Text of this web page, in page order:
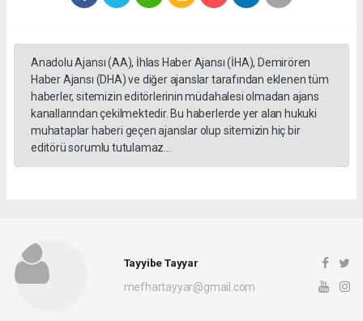
Anadolu Ajansı (AA), İhlas Haber Ajansı (İHA), Demirören
Haber Ajansı (DHA) ve diğer ajanslar tarafından eklenen tüm
haberler, sitemizin editörlerinin müdahalesi olmadan ajans
kanallarından çekilmektedir. Bu haberlerde yer alan hukuki
muhataplar haberi geçen ajanslar olup sitemizin hiç bir
editörü sorumlu tutulamaz...
Tayyibe Tayyar
mefhartayyar@gmail.com